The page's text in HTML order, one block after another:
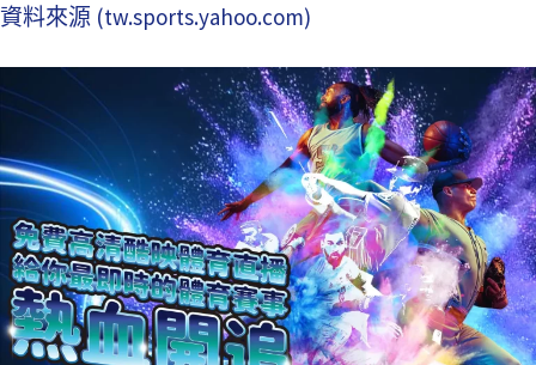
資料來源 (tw.sports.yahoo.com)